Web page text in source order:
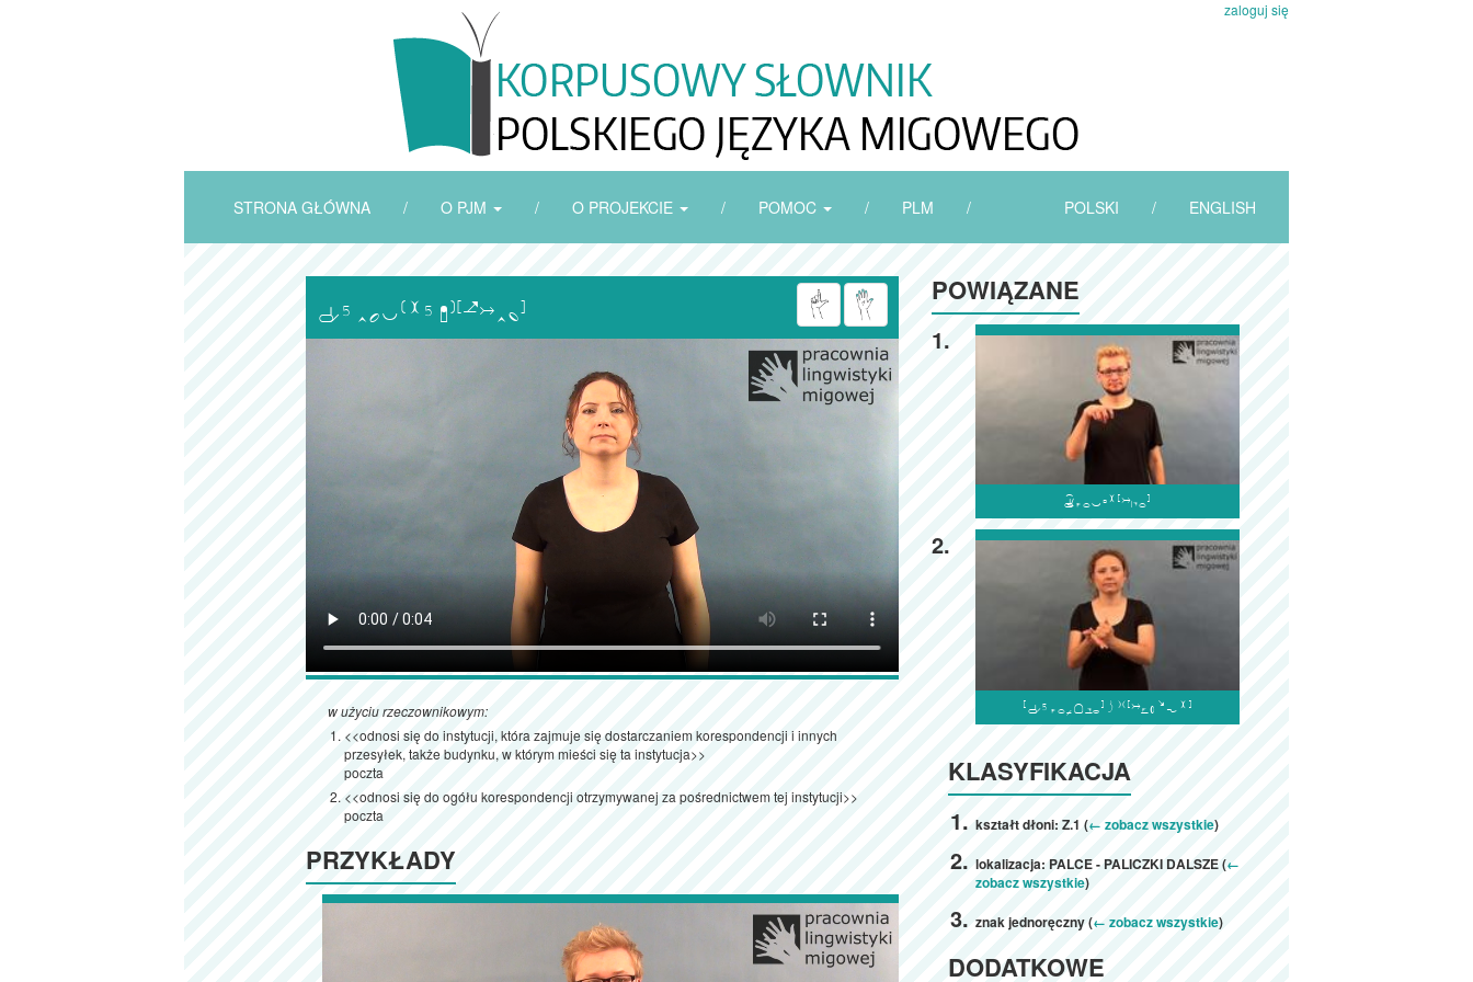
zaloguj się
STRONA GŁÓWNA / O PJM / O PROJEKCIE / POMOC / PLM / POLSKI / ENGLISH

w użyciu rzeczownikowym:
<<odnosi się do instytucji, która zajmuje się dostarczaniem korespondencji i innych
przesyłek, także budynku, w którym mieści się ta instytucja>>
poczta
<<odnosi się do ogółu korespondencji otrzymywanej za pośrednictwem tej instytucji>>
poczta
PRZYKŁADY
POWIĄZANE
1.

2.

KLASYFIKACJA
kształt dłoni: Z.1 (← zobacz wszystkie)
lokalizacja: PALCE - PALICZKI DALSZE (←
zobacz wszystkie)
znak jednoręczny (← zobacz wszystkie)
DODATKOWE